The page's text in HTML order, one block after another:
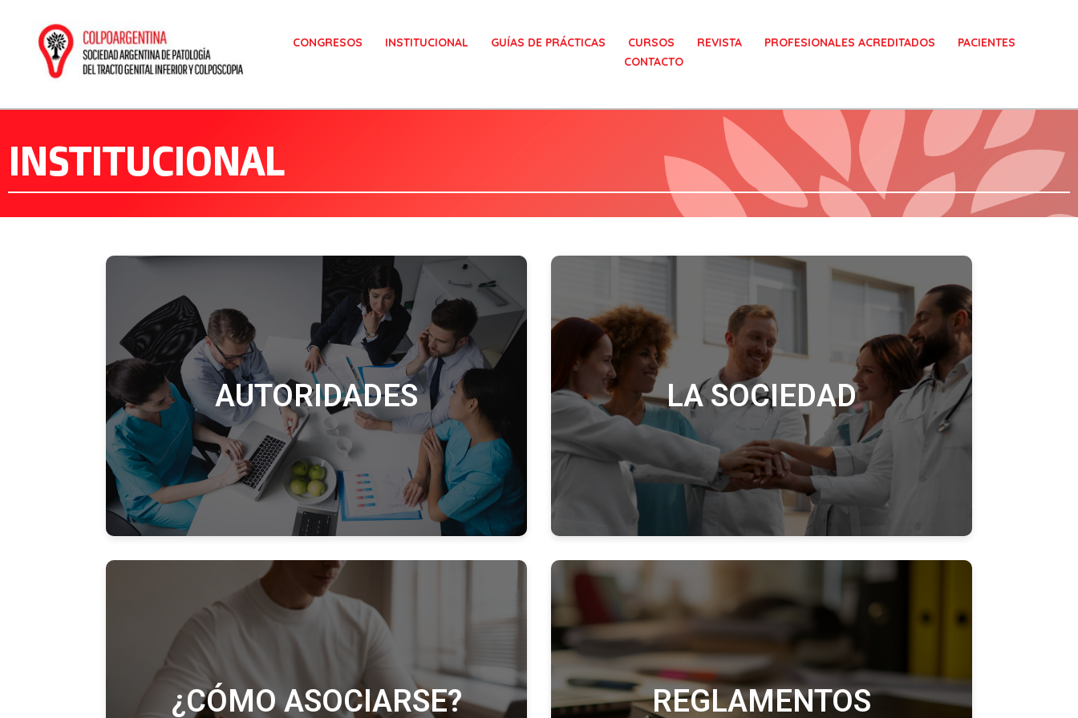
CONGRESOS INSTITUCIONAL GUÍAS DE PRÁCTICAS CURSOS REVISTA PROFESIONALES ACREDITADOS
PACIENTES
CONTACTO
INSTITUCIONAL
AUTORIDADES LA SOCIEDAD
¿CÓMO ASOCIARSE? REGLAMENTOS